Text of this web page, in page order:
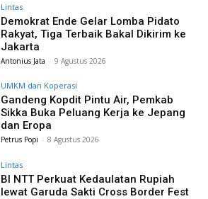
Lintas
Demokrat Ende Gelar Lomba Pidato
Rakyat, Tiga Terbaik Bakal Dikirim ke
Jakarta
Antonius Jata - 9 Agustus 2026
UMKM dan Koperasi
Gandeng Kopdit Pintu Air, Pemkab
Sikka Buka Peluang Kerja ke Jepang
dan Eropa
Petrus Popi - 8 Agustus 2026
Lintas
BI NTT Perkuat Kedaulatan Rupiah
lewat Garuda Sakti Cross Border Fest